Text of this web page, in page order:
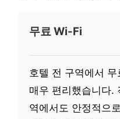
무료 Wi-Fi
호텔 전 구역에서
매우 편리했습니다.
역에서도 안정적으